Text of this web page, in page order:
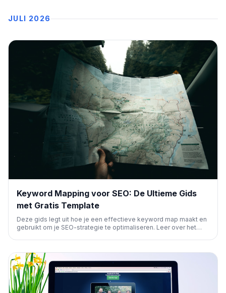
JULI 2026
Keyword Mapping voor SEO: De Ultieme Gids
met Gratis Template
Deze gids legt uit hoe je een effectieve keyword map maakt en
gebruikt om je SEO-strategie te optimaliseren. Leer over het
tools, inclusief een gratis template.